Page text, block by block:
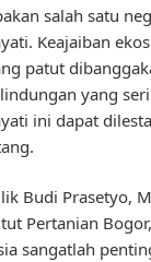
salah satu
Keajaiban
patut
yang
ini dapat
Budi Prasetyo,
Pertanian
sangatlah